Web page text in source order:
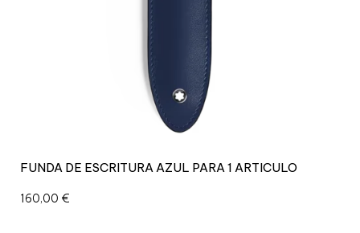
FUNDA DE ESCRITURA AZUL PARA 1 ARTICULO
160,00 €